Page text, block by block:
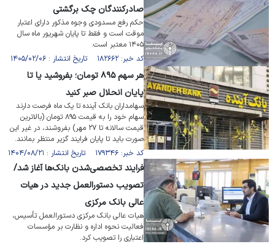
صادرکنندگان چک برگشتی
حکم رفع مسدودی وجوه مذکور دارای اعتبار
موقت است و فقط تا پایان شهریور ماه سال
۱۴۰۵ معتبر است.
کد خبر: ۱۸۲۶۶۲ تاریخ انتشار : ۱۴۰۵/۰۲/۰۶
هر سهم ۸۹۵ تومان؛ بفروشید یا تا
پایان انحلال صبر کنید
سهامداران بانک آینده تا یک ماه فرصت دارند
سهام خود را به قیمت ۸۹۵ تومان (بالاترین
قیمت سالانه تا ۲۷ مهر) بفروشند، در غیر این
صورت باید تا پایان فرایند گزیر منتظر بمانند.
کد خبر: ۱۷۹۳۴۶ تاریخ انتشار : ۱۴۰۴/۰۸/۲۱
فرایند تخصصی‌شدن بانک‌ها آغاز شد/
تصویب دستورالعمل جدید در هیات
عالی بانک مرکزی
هیات عالی بانک مرکزی دستورالعمل تأسیس،
فعالیت نحوه اداره و نظارت بر مؤسسات
اعتباری را تصویب کرد.